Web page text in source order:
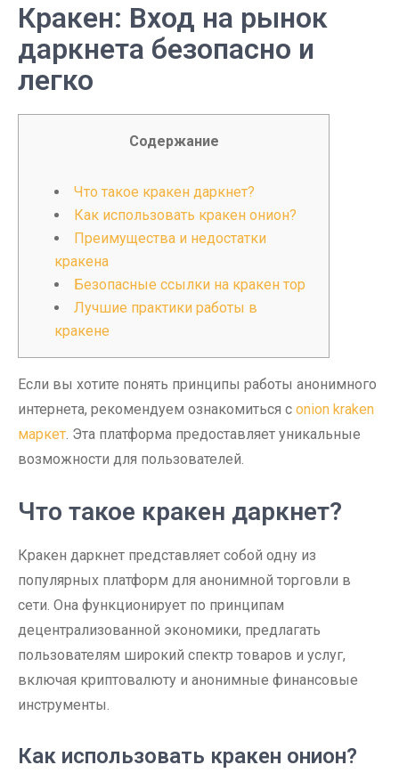
Кракен: Вход на рынок
даркнета безопасно и
легко
Содержание
Что такое кракен даркнет?
Как использовать кракен онион?
Преимущества и недостатки
кракена
Безопасные ссылки на кракен тор
Лучшие практики работы в
кракене
Если вы хотите понять принципы работы анонимного
интернета, рекомендуем ознакомиться с onion kraken
маркет. Эта платформа предоставляет уникальные
возможности для пользователей.
Что такое кракен даркнет?
Кракен даркнет представляет собой одну из
популярных платформ для анонимной торговли в
сети. Она функционирует по принципам
децентрализованной экономики, предлагать
пользователям широкий спектр товаров и услуг,
включая криптовалюту и анонимные финансовые
инструменты.
Как использовать кракен онион?